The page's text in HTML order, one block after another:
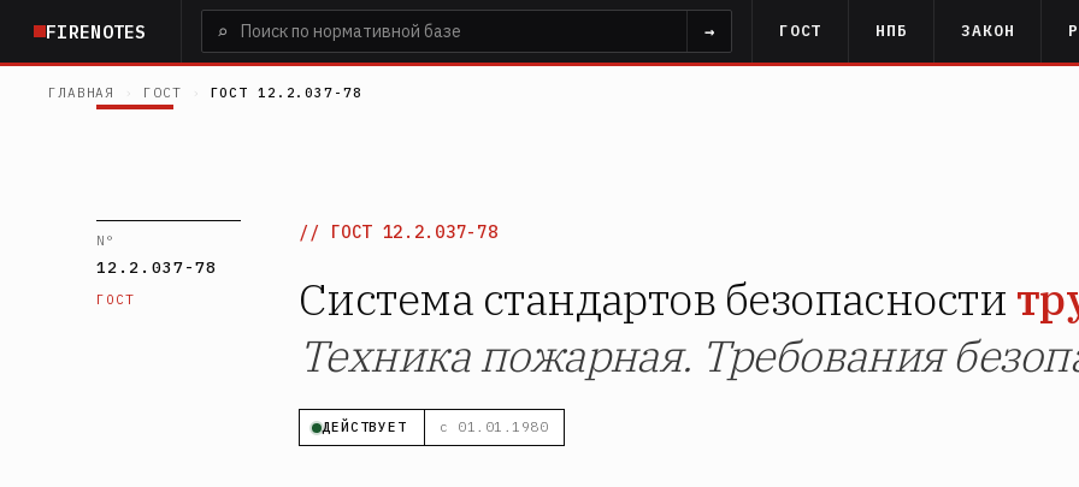
основному
содержанию
FIRENOTES ⌕ → ГОСТ НПБ ЗАКОН
ГЛАВНАЯ ГОСТ ГОСТ 12.2.037-78
N°
12.2.037-78
ГОСТ
ГОСТ 12.2.037-78
Система стандартов безопасности
Техника пожарная. Требования
ДЕЙСТВУЕТ с 01.01.1980